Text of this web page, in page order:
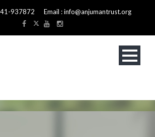
937872 Email : info@anjumantrust.org